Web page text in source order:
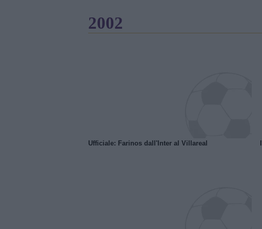
2002
Ufficiale: Farinos dall'Inter al Villareal